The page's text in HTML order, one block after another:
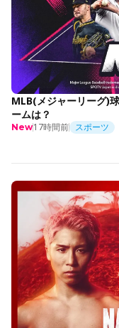
MLB(メジャーリーグ)
ームは？
New17時間前 スポーツ